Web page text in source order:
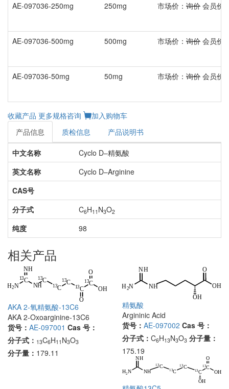
AE-097036-250mg 250mg 市场价： 询价 会员价
AE-097036-500mg 500mg 市场价： 询价 会员价
AE-097036-50mg 50mg 市场价： 询价 会员价
收藏产品 更多规格咨询
加入购物车
产品信息
质检信息 产品说明书
中文名称
Cyclo D–精氨酸
英文名称
Cyclo D–Arginine
CAS号
分子式
C6H11 N3O2
纯度 98
相关产品
AKA 2-氧精氨酸-13C6
AKA 2-Oxoarginine-13C6
货号： AE-097001 Cas 号：
分子式： 13C6H11 N3O3
分子量： 179.11
精氨酸
Argininic Acid
货号： AE-097002 Cas 号：
分子式： C6H13N3O3 分子量：
175.19